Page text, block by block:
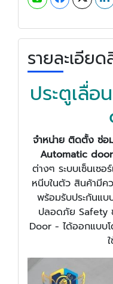
รายละเอีย
ประตูเลื่
จำหน่าย ติดตั้ง ซ่อ
Automatic door
ต่างๆ ระบบเซ็นเซ
หนีบในตัว สินค้ามีค
พร้อมรับประกันแ
ปลอดภัย Safety
Door - ได้ออกแบบ